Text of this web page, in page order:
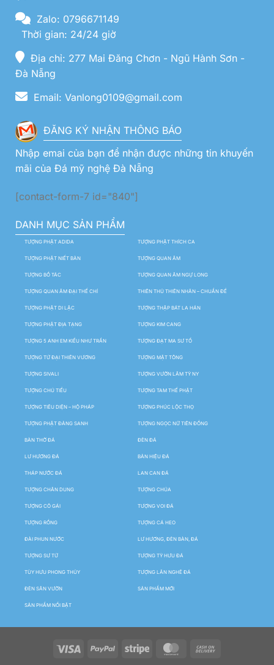
Zalo: 0796671149
Thời gian: 24/24 giờ
Địa chỉ: 277 Mai Đăng Chơn - Ngũ Hành Sơn -
Đà Nẵng
Email: Vanlong0109@gmail.com
ĐĂNG KÝ NHẬN THÔNG BÁO
Nhập emai của bạn để nhận được những tin khuyến
mãi của Đá mỹ nghệ Đà Nẵng
[contact-form-7 id="840"]
DANH MỤC SẢN PHẨM
TƯỢNG PHẬT ADIDA TƯỢNG PHẬT THÍCH CA
TƯỢNG PHẬT NIẾT BÀN TƯỢNG QUAN ÂM
TƯỢNG BỒ TÁC TƯỢNG QUAN ÂM NGỰ LONG
TƯỢNG QUAN ÂM ĐẠI THẾ CHÍ THIÊN THỦ THIÊN NHÃN – CHUẨN ĐỀ
TƯỢNG PHẬT DI LẶC TƯỢNG THẬP BÁT LA HÁN
TƯỢNG PHẬT ĐỊA TẠNG TƯỢNG KIM CANG
TƯỢNG 5 ANH EM KIỀU NHƯ TRẦN TƯỢNG ĐẠT MA SƯ TỔ
TƯỢNG TỨ ĐẠI THIÊN VƯƠNG TƯỢNG MẬT TÔNG
TƯỢNG SIVALI TƯỢNG VƯỜN LÂM TỲ NY
TƯỢNG CHÚ TIỂU TƯỢNG TAM THẾ PHẬT
TƯỢNG TIÊU DIỆN – HỘ PHÁP TƯỢNG PHÚC LỘC THỌ
TƯỢNG PHẬT ĐẢNG SANH TƯỢNG NGỌC NỮ TIÊN ĐỒNG
BÀN THỜ ĐÁ ĐÈN ĐÁ
LƯ HƯƠNG ĐÁ BẢN HIỆU ĐÁ
THÁP NƯỚC ĐÁ LAN CAN ĐÁ
TƯỢNG CHÂN DUNG TƯỢNG CHÚA
TƯỢNG CÔ GÁI TƯỢNG VOI ĐÁ
TƯỢNG RỒNG TƯỢNG CÁ HEO
ĐÀI PHUN NƯỚC LƯ HƯƠNG, ĐÈN BÀN, ĐÁ
TƯỢNG SƯ TỬ TƯỢNG TỲ HƯU ĐÁ
TÙY HƯU PHONG THỦY TƯỢNG LÂN NGHÊ ĐÁ
ĐÈN SÂN VƯỜN SẢN PHẨM MỚI
SẢN PHẨM NỔI BẬT